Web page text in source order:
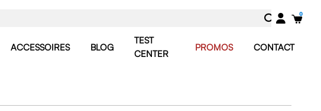
ACCESSOIRES BLOG
TEST
CENTER
PROMOS CONTACT